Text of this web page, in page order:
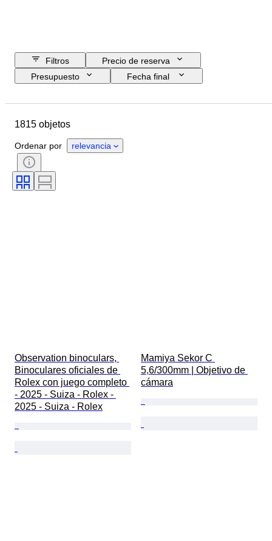
Filtros
Precio de reserva
Presupuesto
Fecha final
Estado
Técnica
Idioma
Color
Montura del objetivo
Tipo de microscopio
1815 objetos
Ordenar por relevancia
Observation binoculars,
Binoculares oficiales de
Rolex con juego completo
- 2025 - Suiza - Rolex -
2025 - Suiza - Rolex
Mamiya Sekor C
5,6/300mm | Objetivo de
cámara